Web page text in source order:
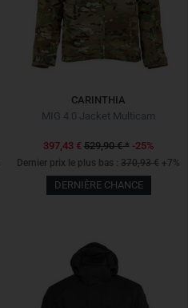
CARINTHIA
MIG 4.0 Jacket Multicam
397,43 € 529,90 €* -25%
Dernier prix le plus bas : 370,93 € +7%
DERNIÈRE CHANCE